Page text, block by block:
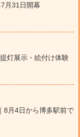
月31日開幕
灯展示・絵付け体験
8月4日から博多駅前で